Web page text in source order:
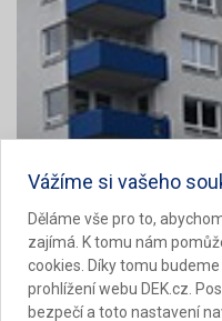
PROBLEMATIKA
JEDNOTKAMI
DEKTIME SPECIÁL DEKTIME
Vážíme si vašeho
Děláme vše pro to,
zajímá. K tomu nám
cookies. Díky tomu
prohlížení webu DEK.cz.
bezpečí a toto nastavení